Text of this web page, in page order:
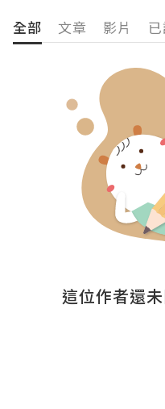
全部 文章 影片
這位作者還